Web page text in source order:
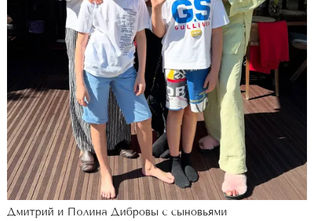
Дмитрий и Полина Дибровы с сыновьями